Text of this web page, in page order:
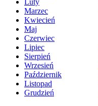
Luty
Marzec
Kwiecień
Maj
Czerwiec
Lipiec
Sierpień
Wrzesień
Październik
Listopad
Grudzień